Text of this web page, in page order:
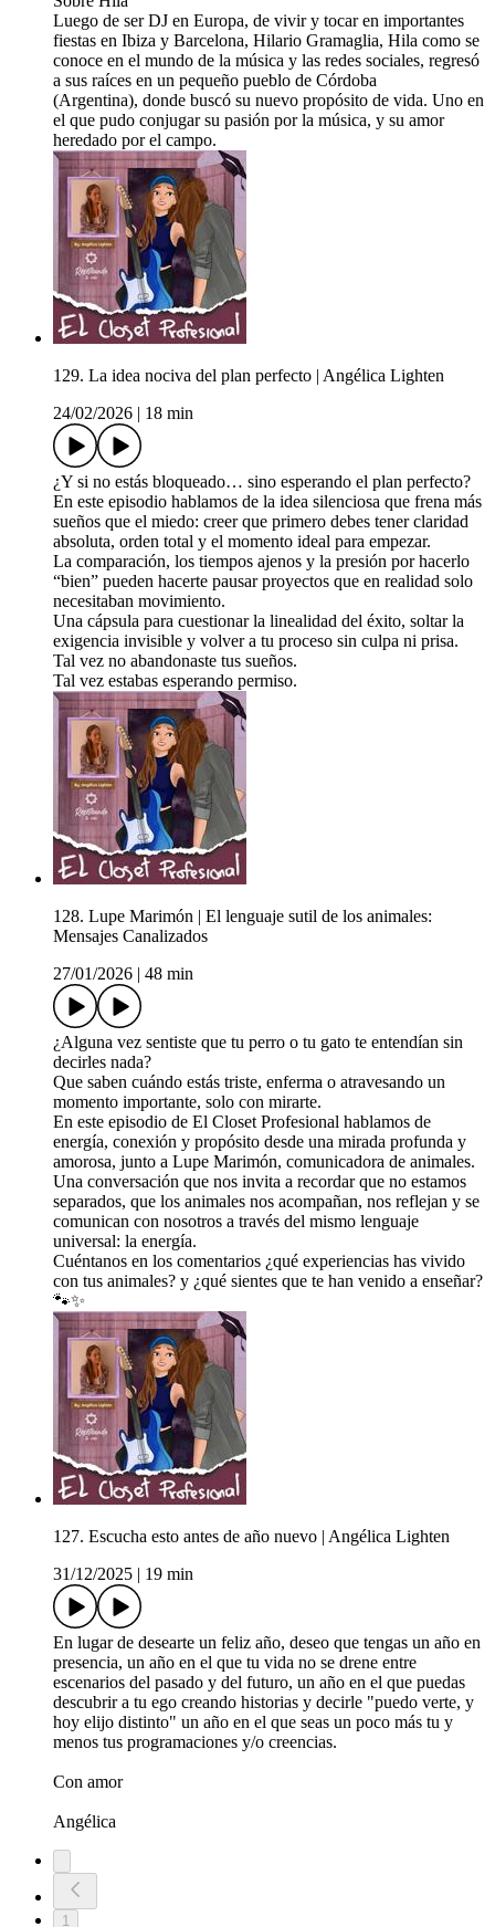
Luego de ser DJ en Europa, de vivir y tocar en importantes
fiestas en Ibiza y Barcelona, Hilario Gramaglia, Hila como se
conoce en el mundo de la música y las redes sociales, regresó
a sus raíces en un pequeño pueblo de Córdoba
(Argentina), donde buscó su nuevo propósito de vida. Uno en
el que pudo conjugar su pasión por la música, y su amor
heredado por el campo.
129. La idea nociva del plan perfecto | Angélica Lighten
24/02/2026
18 min
¿Y si no estás bloqueado… sino esperando el plan perfecto?
En este episodio hablamos de la idea silenciosa que frena más
sueños que el miedo: creer que primero debes tener claridad
absoluta, orden total y el momento ideal para empezar.
La comparación, los tiempos ajenos y la presión por hacerlo
“bien” pueden hacerte pausar proyectos que en realidad solo
necesitaban movimiento.
Una cápsula para cuestionar la linealidad del éxito, soltar la
exigencia invisible y volver a tu proceso sin culpa ni prisa.
Tal vez no abandonaste tus sueños.
Tal vez estabas esperando permiso.
128. Lupe Marimón | El lenguaje sutil de los animales:
Mensajes Canalizados
27/01/2026
48 min
¿Alguna vez sentiste que tu perro o tu gato te entendían sin
decirles nada?
Que saben cuándo estás triste, enferma o atravesando un
momento importante, solo con mirarte.
En este episodio de El Closet Profesional hablamos de
energía, conexión y propósito desde una mirada profunda y
amorosa, junto a Lupe Marimón, comunicadora de animales.
Una conversación que nos invita a recordar que no estamos
separados, que los animales nos acompañan, nos reflejan y se
comunican con nosotros a través del mismo lenguaje
universal: la energía.
Cuéntanos en los comentarios ¿qué experiencias has vivido
con tus animales? y ¿qué sientes que te han venido a enseñar?
🐾✨
127. Escucha esto antes de año nuevo | Angélica Lighten
31/12/2025
19 min
En lugar de desearte un feliz año, deseo que tengas un año en
presencia, un año en el que tu vida no se drene entre
escenarios del pasado y del futuro, un año en el que puedas
descubrir a tu ego creando historias y decirle "puedo verte, y
hoy elijo distinto" un año en el que seas un poco más tu y
menos tus programaciones y/o creencias.
Con amor
Angélica
1